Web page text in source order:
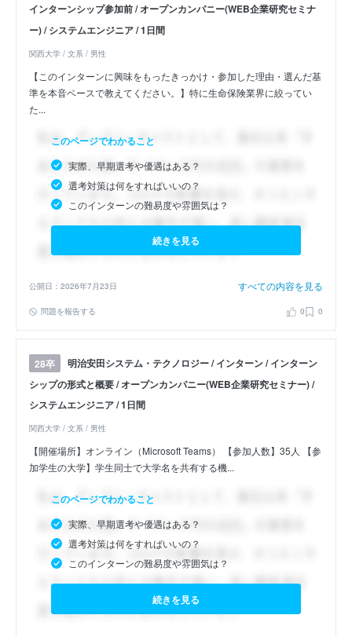
インターンシップ参加前 / オープンカンパニー(WEB企業研究セミナ
ー) / システムエンジニア / 1日間
関西大学 / 文系 / 男性
【このインターンに興味をもったきっかけ・参加した理由・選んだ基
準を本音ベースで教えてください。】特に生命保険業界に絞ってい
た...
このページでわかること
実際、早期選考や優遇はある？
選考対策は何をすればいいの？
このインターンの難易度や雰囲気は？
続きを見る
公開日：2026年7月23日 すべての内容を見る
問題を報告する 0 0
28卒
明治安田システム・テクノロジー / インターン / インターン
シップの形式と概要 / オープンカンパニー(WEB企業研究セミナー) /
システムエンジニア / 1日間
関西大学 / 文系 / 男性
【開催場所】オンライン（Microsoft Teams） 【参加人数】35人 【参
加学生の大学】学生同士で大学名を共有する機...
このページでわかること
実際、早期選考や優遇はある？
選考対策は何をすればいいの？
このインターンの難易度や雰囲気は？
続きを見る